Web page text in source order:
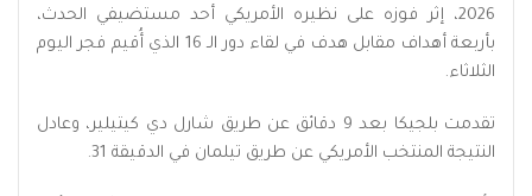
2026، إثر فوزه على نظيره الأمريكي أحد مستضيفي الحدث،
بأربعة أهداف مقابل هدف في لقاء دور الـ 16 الذي أُقيم فجر اليوم
الثلاثاء.
تقدمت بلجيكا بعد 9 دقائق عن طريق شارل دي كيتيلير، وعادل
النتيجة المنتخب الأمريكي عن طريق تيلمان في الدقيقة 31.